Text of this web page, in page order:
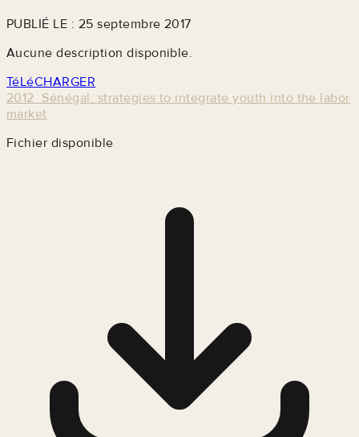
PUBLIÉ LE : 25 septembre 2017
Aucune description disponible.
TéLéCHARGER
2012_Sénégal: strategies to integrate youth into the labor
market
Fichier disponible